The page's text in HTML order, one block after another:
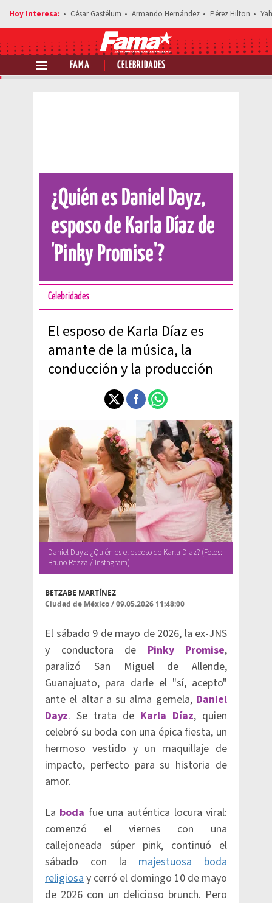
César Gastélum Armando Hernández Pérez Hilton
FAMA CELEBRIDADES
Comparte esta noticia
¿Quién es Daniel Dayz,
esposo de Karla Díaz de
'Pinky Promise'?
Celebridades
El esposo de Karla Díaz es
amante de la música, la
conducción y la producción
Daniel Dayz: ¿Quién es el esposo de Karla Diaz? (Fotos:
Bruno Rezza / Instagram)
BETZABE MARTÍNEZ
Ciudad de México/09.05.2026 11:48:00
El sábado 9 de mayo de 2026, la ex-JNS
y conductora de Pinky Promise,
paralizó San Miguel de Allende,
Guanajuato, para darle el "sí, acepto"
ante el altar a su alma gemela,Daniel
Dayz. Se trata de Karla Díaz, quien
celebró su boda con una épica fiesta, un
hermoso vestido y un maquillaje de
impacto, perfecto para su historia de
amor.
La boda fue una auténtica locura viral:
comenzó el viernes con una
callejoneada súper pink, continuó el
sábado con lamajestuosa boda
religiosay cerró el domingo 10 de mayo
de 2026 con un delicioso brunch. Pero